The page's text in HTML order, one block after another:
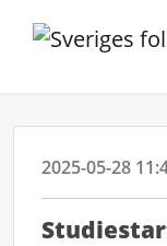
2025-05-28